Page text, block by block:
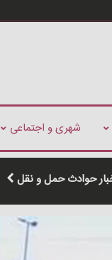
شهری و اجتماعی
حوادث حمل و نقل